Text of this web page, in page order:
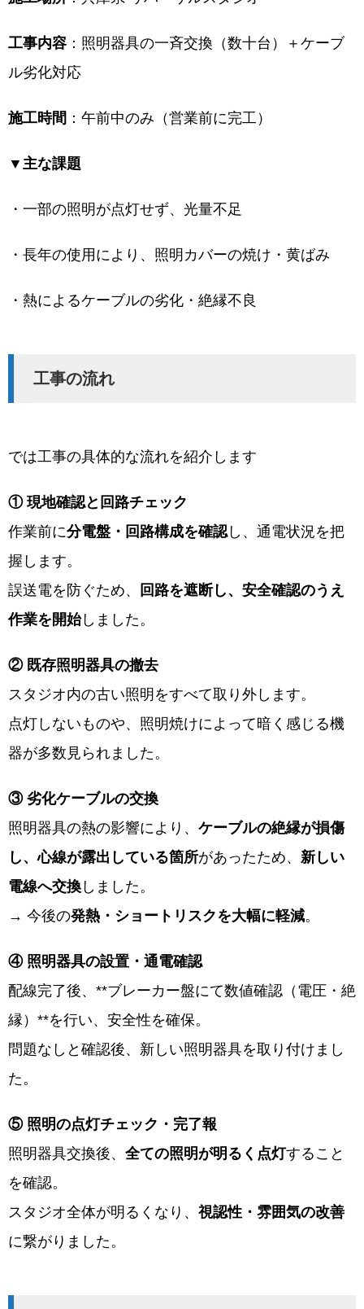
工事内容 ：照明器具の一斉交換（数十台）＋ケーブ
ル劣化対応
施工時間 ：午前中のみ（営業前に完工）
▼主な課題
・一部の照明が点灯せず、光量不足
・長年の使用により、照明カバーの焼け・黄ばみ
・熱によるケーブルの劣化・絶縁不良
工事の流れ
では工事の具体的な流れを紹介します
① 現地確認と回路チェック
作業前に分電盤・回路構成を確認し、通電状況を把
握します。
誤送電を防ぐため、
回路を遮断し、安全確認のうえ
作業を開始しました。
② 既存照明器具の撤去
スタジオ内の古い照明をすべて取り外します。
点灯しないものや、照明焼けによって暗く感じる機
器が多数見られました。
③ 劣化ケーブルの交換
照明器具の熱の影響により、 ケーブルの絶縁が損傷
し、心線が露出している箇所があったため、 新しい
電線へ交換 しました。
→ 今後の発熱・ショートリスクを大幅に軽減。
④ 照明器具の設置・通電確認
配線完了後、**ブレーカー盤にて数値確認（電圧・絶
縁）**を行い、安全性を確保。
問題なしと確認後、新しい照明器具を取り付けまし
た。
⑤ 照明の点灯チェック・完了報
照明器具交換後、 全ての照明が明るく点灯すること
を確認。
スタジオ全体が明るくなり、 視認性・雰囲気の改善
に繋がりました。